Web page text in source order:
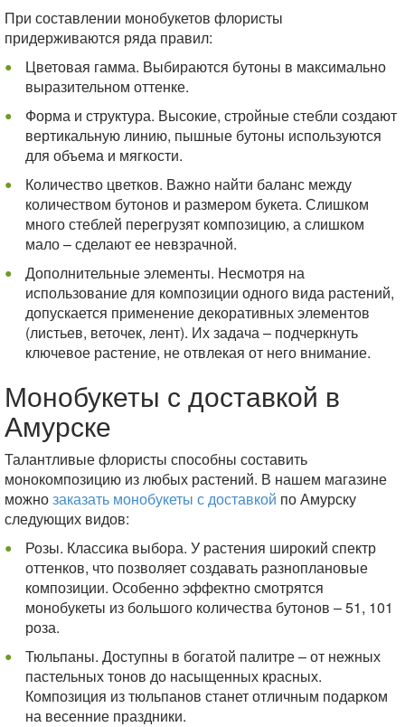
При составлении монобукетов флористы
придерживаются ряда правил:
Цветовая гамма. Выбираются бутоны в максимально
выразительном оттенке.
Форма и структура. Высокие, стройные стебли создают
вертикальную линию, пышные бутоны используются
для объема и мягкости.
Количество цветков. Важно найти баланс между
количеством бутонов и размером букета. Слишком
много стеблей перегрузят композицию, а слишком
мало – сделают ее невзрачной.
Дополнительные элементы. Несмотря на
использование для композиции одного вида растений,
допускается применение декоративных элементов
(листьев, веточек, лент). Их задача – подчеркнуть
ключевое растение, не отвлекая от него внимание.
Монобукеты с доставкой в
Амурске
Талантливые флористы способны составить
монокомпозицию из любых растений. В нашем магазине
можнозаказать монобукеты с доставкой по Амурску
следующих видов:
Розы. Классика выбора. У растения широкий спектр
оттенков, что позволяет создавать разноплановые
композиции. Особенно эффектно смотрятся
монобукеты из большого количества бутонов – 51, 101
роза.
Тюльпаны. Доступны в богатой палитре – от нежных
пастельных тонов до насыщенных красных.
Композиция из тюльпанов станет отличным подарком
на весенние праздники.